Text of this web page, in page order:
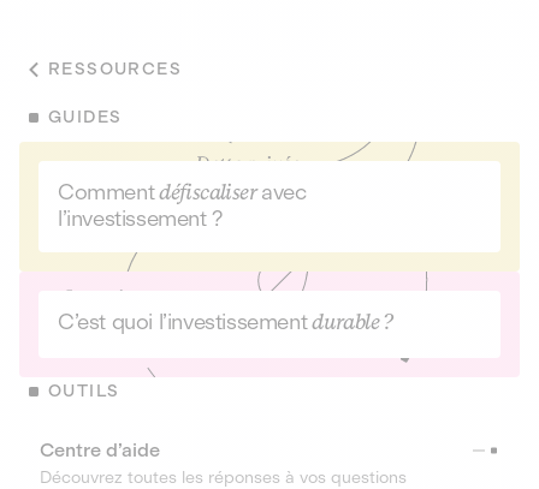
RESSOURCES
GUIDES
Commentdéfiscaliser avec
l’investissement ?
C’est quoi l’investissementdurable ?
OUTILS
Centre d’aide
Découvrez toutes les réponses à vos questions